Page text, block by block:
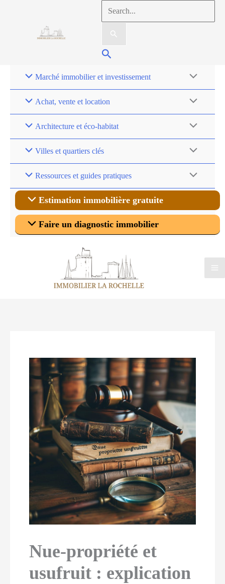
Rechercher :
Rechercher
Marché immobilier et investissement
Achat, vente et location
Architecture et éco-habitat
Villes et quartiers clés
Ressources et guides pratiques
Estimation immobilière gratuite
Faire un diagnostic immobilier
Nue-propriété et
usufruit : explication